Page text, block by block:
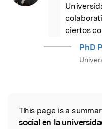
ciertos
PhD
Read the Original
This page is a
social en la